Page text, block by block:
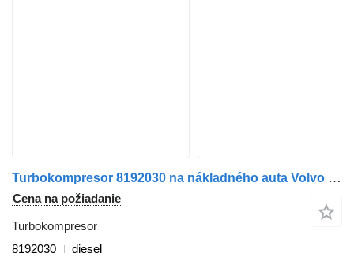
Turbokompresor 8192030 na nákladného auta Volvo FL6
Cena na požiadanie
Turbokompresor
8192030
diesel